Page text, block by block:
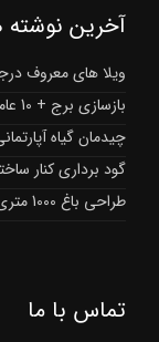
آخرین نوشته
ویلا های معروف درجهان + 3 بخش حائز اهمیت
بازسازی برج + 10 عامل موثر بر هزینه و تعرفه اجرای استاندارد
چیدمان گیاه
گود برداری کنار
طراحی باغ 1000 متری: راهنمای جامع برای خلق فضای سبز رویایی
تماس با ما